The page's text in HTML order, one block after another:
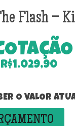
Flash –
R$1.029,90
O VALOR